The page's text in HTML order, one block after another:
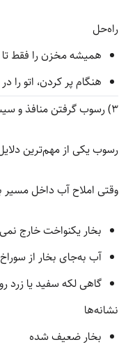
راه‌حل
همیشه مخزن را فقط
هنگام پر کردن، اتو
3) رسوب گرفتن منافذ و سیستم بخار
رسوب یکی از مهم‌ترین
وقتی املاح آب داخل
بخار یکنواخت خارج
آب به‌جای بخار از
گاهی لکه سفید یا زرد
نشانه‌ها
بخار ضعیف شده